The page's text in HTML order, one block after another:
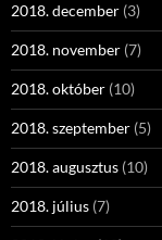
2018. december (3)
2018. november (7)
2018. október (10)
2018. szeptember (5)
2018. augusztus (10)
2018. július (7)